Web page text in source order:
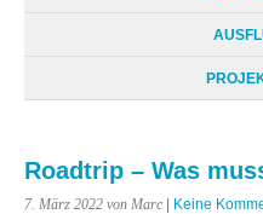
Roadtrip – Was
7. März 2022 von Marc | Keine